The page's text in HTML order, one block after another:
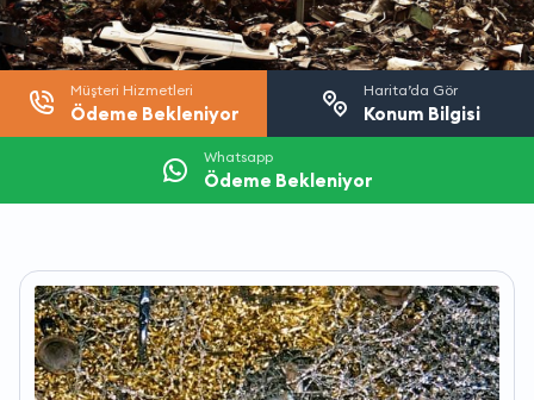
Müşteri Hizmetleri
Ödeme Bekleniyor
Harita’da Gör
Konum Bilgisi
Whatsapp
Ödeme Bekleniyor